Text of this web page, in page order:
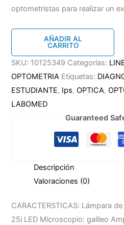
optometristas para realizar un
hendidura
de
2
pasos
cantidad
AÑADIR AL
CARRITO
SKU: 10125349 Categorías:
OPTOMETRIA Etiquetas:
ESTUDIANTE, Ips,OPTICA,
LABOMED
Guaranteed
Descripción
Valoraciones (0)
CARACTERSTICAS: Lámpara
25i LED Microscopio: galileo